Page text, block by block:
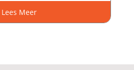
Lees Meer